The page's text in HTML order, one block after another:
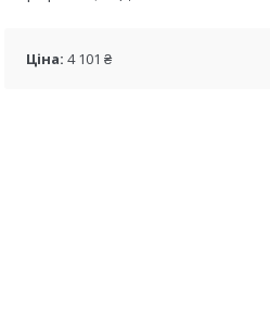
Ціна: 4 101 ₴